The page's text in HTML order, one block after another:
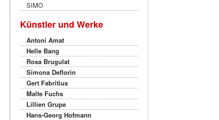
SIMO
Künstler und Werke
Antoni Amat
Helle Bang
Rosa Brugulat
Simona Deflorin
Gert Fabritius
Malte Fuchs
Lillien Grupe
Hans-Georg Hofmann